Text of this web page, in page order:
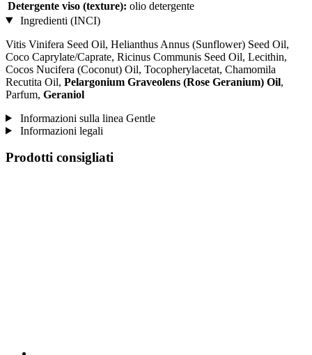
Detergente viso (texture): olio detergente
Ingredienti (INCI)
Vitis Vinifera Seed Oil, Helianthus Annus (Sunflower) Seed Oil,
Coco Caprylate/Caprate, Ricinus Communis Seed Oil, Lecithin,
Cocos Nucifera (Coconut) Oil, Tocopherylacetat, Chamomila
Recutita Oil, Pelargonium Graveolens (Rose Geranium) Oil,
Parfum, Geraniol
Informazioni sulla linea Gentle
Informazioni legali
Prodotti consigliati